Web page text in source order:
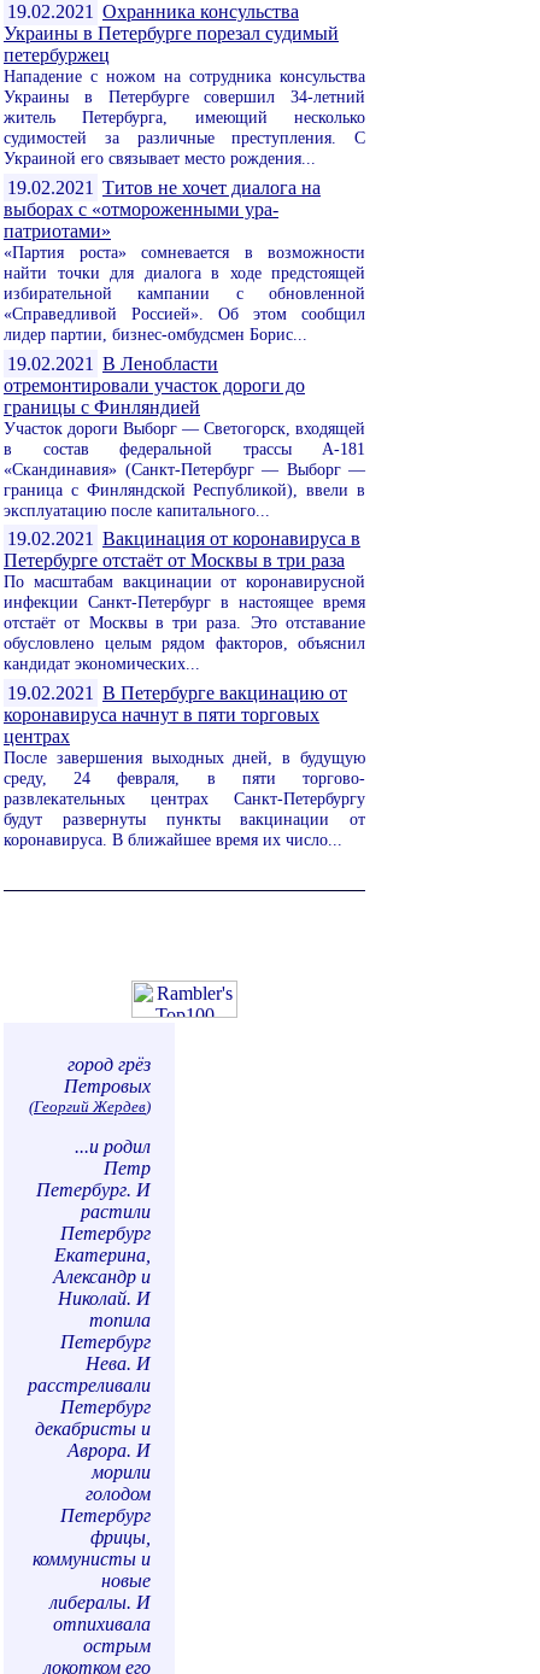
19.02.2021 Охранника консульства
Украины в Петербурге порезал судимый
петербуржец
Нападение с ножом на сотрудника консульства
Украины в Петербурге совершил 34-летний
житель Петербурга, имеющий несколько
судимостей за различные преступления. С
Украиной его связывает место рождения...
19.02.2021 Титов не хочет диалога на
выборах с «отмороженными ура-
патриотами»
«Партия роста» сомневается в возможности
найти точки для диалога в ходе предстоящей
избирательной кампании с обновленной
«Справедливой Россией». Об этом сообщил
лидер партии, бизнес-омбудсмен Борис...
19.02.2021 В Ленобласти
отремонтировали участок дороги до
границы с Финляндией
Участок дороги Выборг — Светогорск, входящей
в состав федеральной трассы А-181
«Скандинавия» (Санкт-Петербург — Выборг —
граница с Финляндской Республикой), ввели в
эксплуатацию после капитального...
19.02.2021 Вакцинация от коронавируса в
Петербурге отстаёт от Москвы в три раза
По масштабам вакцинации от коронавирусной
инфекции Санкт-Петербург в настоящее время
отстаёт от Москвы в три раза. Это отставание
обусловлено целым рядом факторов, объяснил
кандидат экономических...
19.02.2021 В Петербурге вакцинацию от
коронавируса начнут в пяти торговых
центрах
После завершения выходных дней, в будущую
среду, 24 февраля, в пяти торгово-
развлекательных центрах Санкт-Петербургу
будут развернуты пункты вакцинации от
коронавируса. В ближайшее время их число...
город грёз
Петровых
(Георгий Жердев)
...и родил
Петр
Петербург. И
растили
Петербург
Екатерина,
Александр и
Николай. И
топила
Петербург
Нева. И
расстреливали
Петербург
декабристы и
Аврора. И
морили
голодом
Петербург
фрицы,
коммунисты и
новые
либералы. И
отпихивала
острым
локотком его